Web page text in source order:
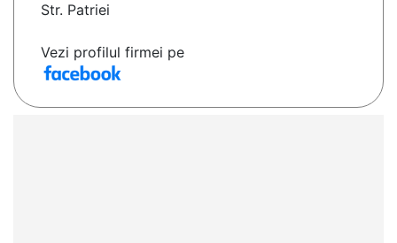
Str. Patriei
Vezi profilul firmei pe